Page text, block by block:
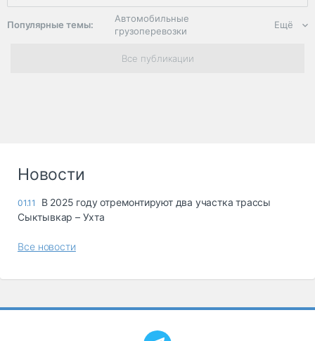
Популярные темы:
Автомобильные
грузоперевозки
Региональная
логистика
опасные грузы
грузовые
Коммерческий
Ещё
Все публикации
Новости
01.11
В 2025 году отремонтируют два участка трассы
Сыктывкар – Ухта
Все новости